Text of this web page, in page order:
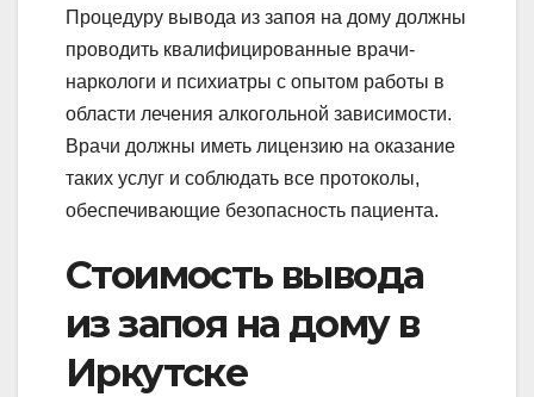
Процедуру вывода из запоя на дому должны
проводить квалифицированные врачи-
наркологи и психиатры с опытом работы в
области лечения алкогольной зависимости.
Врачи должны иметь лицензию на оказание
таких услуг и соблюдать все протоколы,
обеспечивающие безопасность пациента.
Стоимость вывода
из запоя на дому в
Иркутске